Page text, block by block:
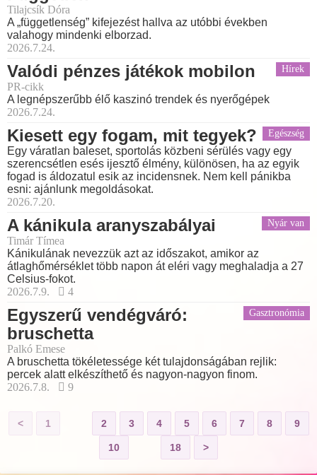
Tilajcsík Dóra
A „függetlenség” kifejezést hallva az utóbbi években
valahogy mindenki elborzad.
2026.7.24.
Hírek
Valódi pénzes játékok mobilon
PR-cikk
A legnépszerűbb élő kaszinó trendek és nyerőgépek
2026.7.24.
Egészség
Kiesett egy fogam, mit tegyek?
Egy váratlan baleset, sportolás közbeni sérülés vagy egy
szerencsétlen esés ijesztő élmény, különösen, ha az egyik
fogad is áldozatul esik az incidensnek. Nem kell pánikba
esni: ajánlunk megoldásokat.
2026.7.20.
Nyár van
A kánikula aranyszabályai
Timár Tímea
Kánikulának nevezzük azt az időszakot, amikor az
átlaghőmérséklet több napon át eléri vagy meghaladja a 27
Celsius-fokot.
2026.7.9.
4
Gasztronómia
Egyszerű vendégváró:
bruschetta
Palkó Emese
A bruschetta tökéletessége két tulajdonságában rejlik:
percek alatt elkészíthető és nagyon-nagyon finom.
2026.7.8.
9
< 1 2 3 4 5 6 7 8 9
10 18 >